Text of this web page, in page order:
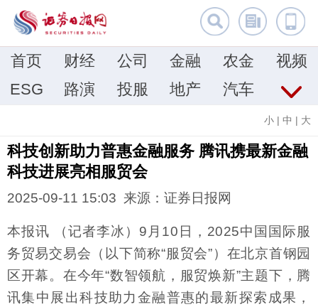
首页 财经 公司 金融 农金
视频
ESG
路演 投服 地产 汽车
小 | 中 | 大
科技创新助力普惠金融服务 腾讯携最新金融
科技进展亮相服贸会
2025-09-11 15:03 来源：证券日报网
本报讯 （记者李冰）9月10日，2025中国国际服
务贸易交易会（以下简称“服贸会”）在北京首钢园
区开幕。在今年“数智领航，服贸焕新”主题下，腾
讯集中展出科技助力金融普惠的最新探索成果，